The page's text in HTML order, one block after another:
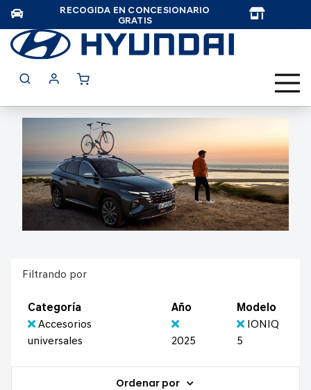
RECOGIDA EN CONCESIONARIO
GRATIS
Filtrando por
Categoría
Accesorios
universales
Año
2025
Modelo
IONIQ
5
Ordenar por